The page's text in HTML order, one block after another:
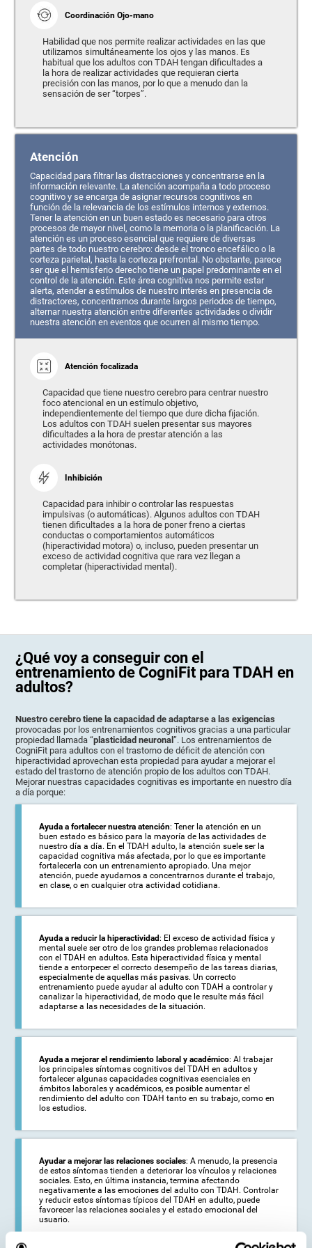
Coordinación Ojo-mano
Habilidad que nos permite realizar actividades en las que
utilizamos simultáneamente los ojos y las manos. Es
habitual que los adultos con TDAH tengan dificultades a
la hora de realizar actividades que requieran cierta
precisión con las manos, por lo que a menudo dan la
sensación de ser “torpes”.
Atención
Capacidad para filtrar las distracciones y concentrarse en la
información relevante. La atención acompaña a todo proceso
cognitivo y se encarga de asignar recursos cognitivos en
función de la relevancia de los estímulos internos y externos.
Tener la atención en un buen estado es necesario para otros
procesos de mayor nivel, como la memoria o la planificación. La
atención es un proceso esencial que requiere de diversas
partes de todo nuestro cerebro: desde el tronco encefálico o la
corteza parietal, hasta la corteza prefrontal. No obstante, parece
ser que el hemisferio derecho tiene un papel predominante en el
control de la atención. Este área cognitiva nos permite estar
alerta, atender a estímulos de nuestro interés en presencia de
distractores, concentrarnos durante largos periodos de tiempo,
alternar nuestra atención entre diferentes actividades o dividir
nuestra atención en eventos que ocurren al mismo tiempo.
Atención focalizada
Capacidad que tiene nuestro cerebro para centrar nuestro
foco atencional en un estímulo objetivo,
independientemente del tiempo que dure dicha fijación.
Los adultos con TDAH suelen presentar sus mayores
dificultades a la hora de prestar atención a las
actividades monótonas.
Inhibición
Capacidad para inhibir o controlar las respuestas
impulsivas (o automáticas). Algunos adultos con TDAH
tienen dificultades a la hora de poner freno a ciertas
conductas o comportamientos automáticos
(hiperactividad motora) o, incluso, pueden presentar un
exceso de actividad cognitiva que rara vez llegan a
completar (hiperactividad mental).
¿Qué voy a conseguir con el
entrenamiento de CogniFit para TDAH en
adultos?
Nuestro cerebro tiene la capacidad de adaptarse a las exigencias
provocadas por los entrenamientos cognitivos gracias a una particular
propiedad llamada “plasticidad neuronal”. Los entrenamientos de
CogniFit para adultos con el trastorno de déficit de atención con
hiperactividad aprovechan esta propiedad para ayudar a mejorar el
estado del trastorno de atención propio de los adultos con TDAH.
Mejorar nuestras capacidades cognitivas es importante en nuestro día
a día porque:
Ayuda a fortalecer nuestra atención: Tener la atención en un
buen estado es básico para la mayoría de las actividades de
nuestro día a día. En el TDAH adulto, la atención suele ser la
capacidad cognitiva más afectada, por lo que es importante
fortalecerla con un entrenamiento apropiado. Una mejor
atención, puede ayudarnos a concentrarnos durante el trabajo,
en clase, o en cualquier otra actividad cotidiana.
Ayuda a reducir la hiperactividad: El exceso de actividad física y
mental suele ser otro de los grandes problemas relacionados
con el TDAH en adultos. Esta hiperactividad física y mental
tiende a entorpecer el correcto desempeño de las tareas diarias,
especialmente de aquellas más pasivas. Un correcto
entrenamiento puede ayudar al adulto con TDAH a controlar y
canalizar la hiperactividad, de modo que le resulte más fácil
adaptarse a las necesidades de la situación.
Ayuda a mejorar el rendimiento laboral y académico: Al trabajar
los principales síntomas cognitivos del TDAH en adultos y
fortalecer algunas capacidades cognitivas esenciales en
ámbitos laborales y académicos, es posible aumentar el
rendimiento del adulto con TDAH tanto en su trabajo, como en
los estudios.
Ayudar a mejorar las relaciones sociales: A menudo, la presencia
de estos síntomas tienden a deteriorar los vínculos y relaciones
sociales. Esto, en última instancia, termina afectando
negativamente a las emociones del adulto con TDAH. Controlar
y reducir estos síntomas típicos del TDAH en adulto, puede
favorecer las relaciones sociales y el estado emocional del
usuario.